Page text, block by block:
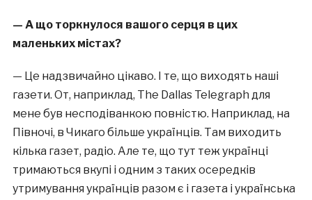
— А що торкнулося вашого серця в цих
маленьких містах?
— Це надзвичайно цікаво. І те, що виходять наші
газети. От, наприклад, The Dallas Telegraph для
мене був несподіванкою повністю. Наприклад, на
Півночі, в Чикаго більше українців. Там виходить
кілька газет, радіо. Але те, що тут теж українці
тримаються вкупі і одним з таких осередків
утримування українців разом є і газета і українська